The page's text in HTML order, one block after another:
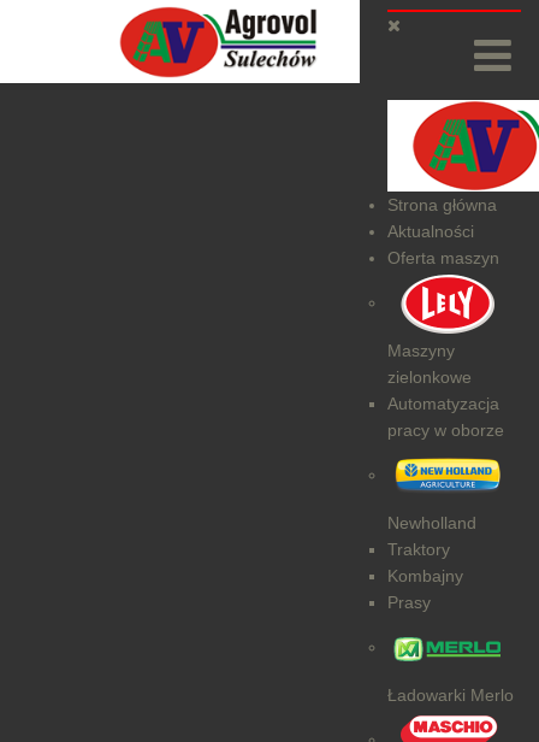
Strona główna
Aktualności
Oferta maszyn
Maszyny
zielonkowe
Automatyzacja
pracy w oborze
Newholland
Traktory
Kombajny
Prasy
Ładowarki Merlo